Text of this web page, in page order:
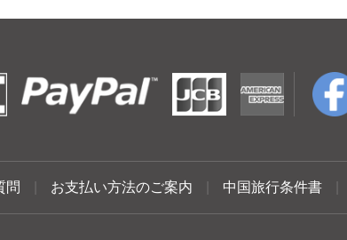
問 お支払い方法のご案内 中国旅行条件書